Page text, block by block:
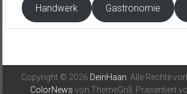
Handwerk Gastronomie
Copyright © 2026 DeinHaan. Alle Rechte
ColorNews von ThemeGrill. Präsentiert